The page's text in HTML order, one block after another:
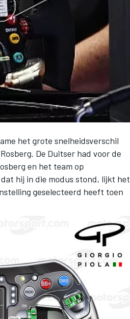
het grote snelheidsverschil
De Duitser had voor de
en het team op
hij in die modus stond, lijkt het
geselecteerd heeft toen